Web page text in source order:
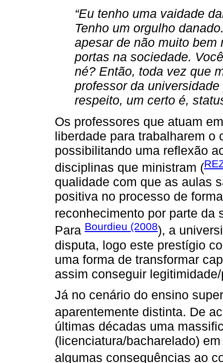
“Eu tenho uma vaidade
Tenho um orgulho
apesar de não muito bem
portas na sociedade.
né? Então, toda vez que
professor da
respeito, um certo é,
Os professores que atuam
liberdade para trabalharem o
possibilitando uma reflexão
disciplinas que ministram (
qualidade com que as aulas
positiva no processo de
reconhecimento por parte da
Para Bourdieu (2008), a
disputa, logo este prestígio
uma forma de transformar
assim conseguir
Já no cenário do ensino
aparentemente distinta. De
últimas décadas uma
(licenciatura/bacharelado)
algumas consequências ao